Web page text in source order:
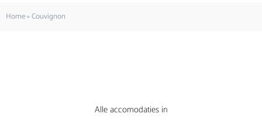
Home»Couvignon
Alle accomodaties in